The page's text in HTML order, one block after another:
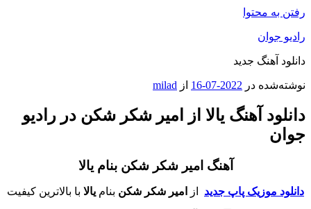
رفتن به محتوا
رادیو جوان
دانلود آهنگ جدید
نوشته‌شده در 2022-07-16 از milad
دانلود آهنگ یالا از امیر شکر شکن در رادیو
جوان
آهنگ امیر شکر شکن بنام یالا
دانلود موزیک پاپ جدید از امیر شکر شکن بنام یالا با بالاترین کیفیت